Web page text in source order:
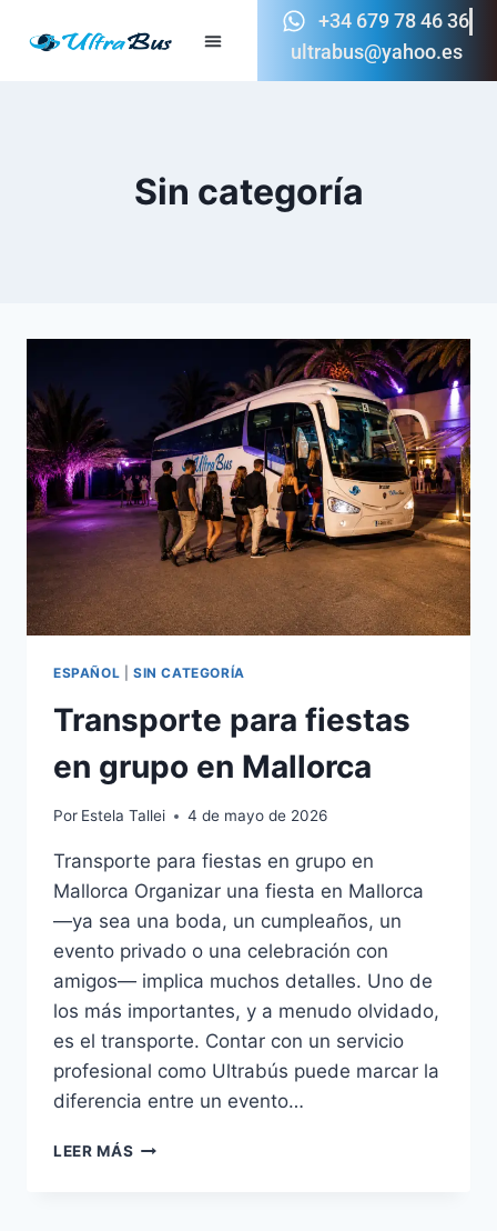
+34 679 78 46 36
ultrabus@yahoo.es
Sin categoría
ESPAÑOL SIN CATEGORÍA
Transporte para fiestas
en grupo en Mallorca
Por Estela Tallei 4 de mayo de 2026
Transporte para fiestas en grupo en
Mallorca Organizar una fiesta en Mallorca
—ya sea una boda, un cumpleaños, un
evento privado o una celebración con
amigos— implica muchos detalles. Uno de
los más importantes, y a menudo olvidado,
es el transporte. Contar con un servicio
profesional como Ultrabús puede marcar la
diferencia entre un evento…
LEER MÁS